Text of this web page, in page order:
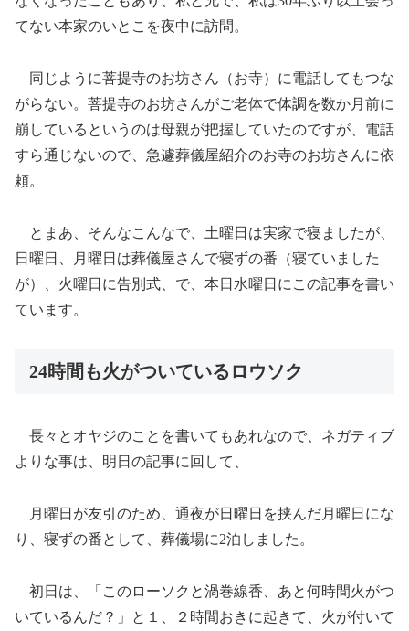
てない本家のいとこを夜中に訪問。
同じように菩提寺のお坊さん（お寺）に電話してもつな
がらない。菩提寺のお坊さんがご老体で体調を数か月前に
崩しているというのは母親が把握していたのですが、電話
すら通じないので、急遽葬儀屋紹介のお寺のお坊さんに依
頼。
とまあ、そんなこんなで、土曜日は実家で寝ましたが、
日曜日、月曜日は葬儀屋さんで寝ずの番（寝ていました
が）、火曜日に告別式、で、本日水曜日にこの記事を書い
ています。
24時間も火がついているロウソク
長々とオヤジのことを書いてもあれなので、ネガティブ
よりな事は、明日の記事に回して、
月曜日が友引のため、通夜が日曜日を挟んだ月曜日にな
り、寝ずの番として、葬儀場に2泊しました。
初日は、「このローソクと渦巻線香、あと何時間火がつ
いているんだ？」と１、２時間おきに起きて、火が付いて